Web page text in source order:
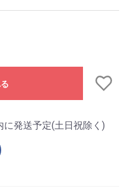
に発送予定(土日祝除く)